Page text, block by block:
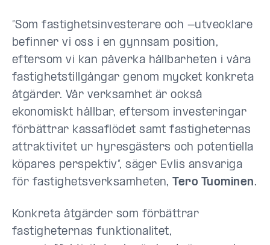
”Som fastighetsinvesterare och -utvecklare
befinner vi oss i en gynnsam position,
eftersom vi kan påverka hållbarheten i våra
fastighetstillgångar genom mycket konkreta
åtgärder. Vår verksamhet är också
ekonomiskt hållbar, eftersom investeringar
förbättrar kassaflödet samt fastigheternas
attraktivitet ur hyresgästers och potentiella
köpares perspektiv”, säger Evlis ansvariga
för fastighetsverksamheten, Tero Tuominen.
Konkreta åtgärder som förbättrar
fastigheternas funktionalitet,